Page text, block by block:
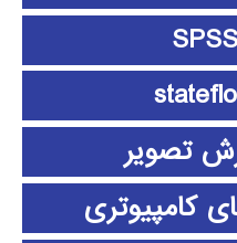
تصویر
کامپیوتری